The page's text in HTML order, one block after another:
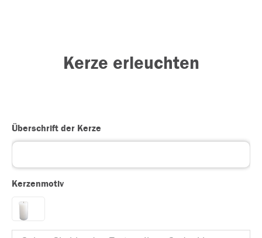
Kerze erleuchten
Überschrift der Kerze
Kerzenmotiv